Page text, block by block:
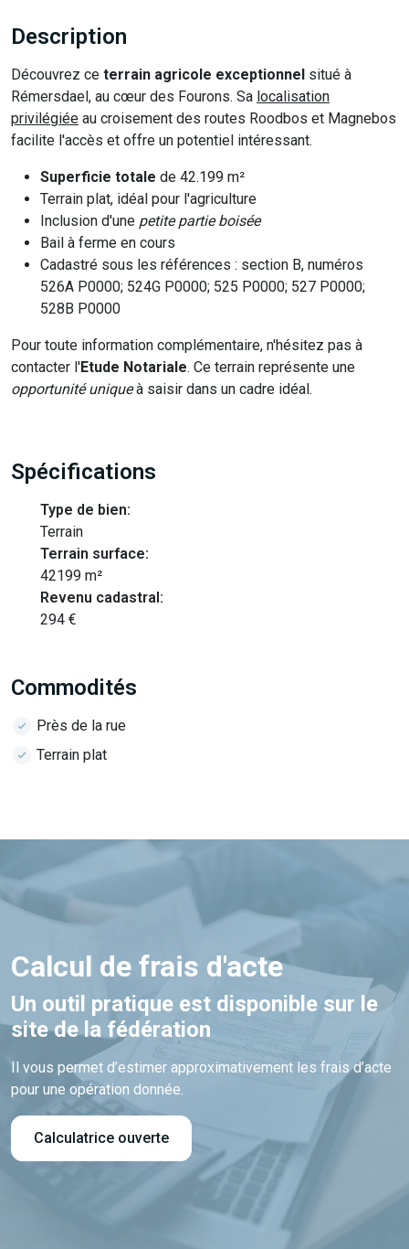
Description
Découvrez ce terrain agricole exceptionnel situé à
Rémersdael, au cœur des Fourons. Sa localisation
privilégiée au croisement des routes Roodbos et Magnebos
facilite l'accès et offre un potentiel intéressant.
Superficie totale de 42.199 m²
Terrain plat, idéal pour l'agriculture
Inclusion d'une petite partie boisée
Bail à ferme en cours
Cadastré sous les références : section B, numéros
526A P0000; 524G P0000; 525 P0000; 527 P0000;
528B P0000
Pour toute information complémentaire, n'hésitez pas à
contacter l'Etude Notariale. Ce terrain représente une
opportunité uniqueà saisir dans un cadre idéal.
Spécifications
Type de bien:
Terrain
Terrain surface:
42199 m²
Revenu cadastral:
294 €
Commodités
Près de la rue
Terrain plat
Calcul de frais d'acte
Un outil pratique est disponible sur le
site de la fédération
Il vous permet d’estimer approximativement les frais d’acte
pour une opération donnée.
Calculatrice ouverte